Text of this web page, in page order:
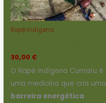
Rapé Indígena
30,00 €
O Rapé Indígena Cumaru é
uma medicina que cria uma
barreira energética